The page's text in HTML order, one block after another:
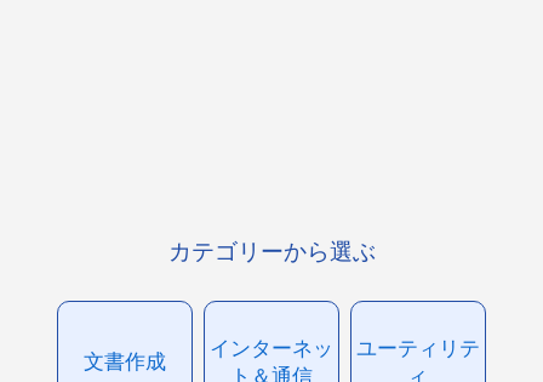
カテゴリーから選ぶ
文書作成
インターネッ
ト＆通信
ユーティリテ
ィ